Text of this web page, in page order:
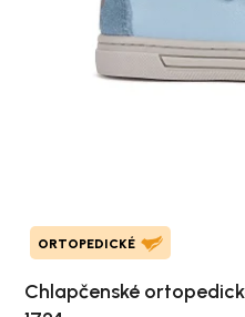
ORTOPEDICKÉ
Chlapčenské